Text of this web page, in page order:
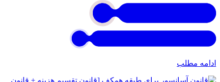
ادامه مطلب